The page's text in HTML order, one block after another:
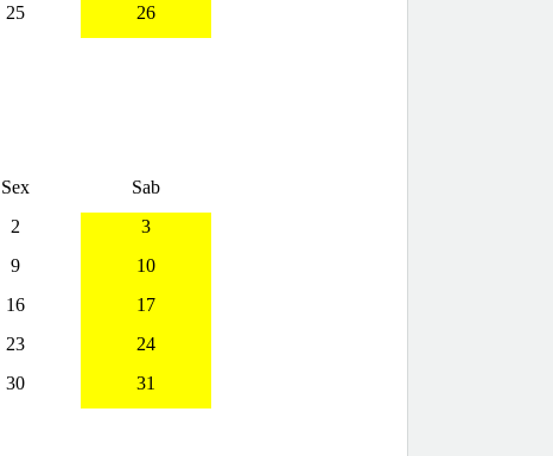
25
26
Sex
Sab
2
3
9
10
16
17
23
24
30 31